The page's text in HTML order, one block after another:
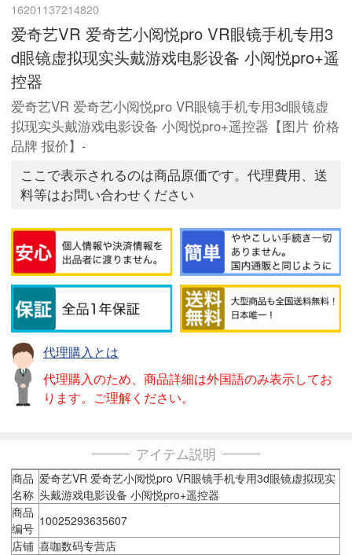
16201137214820
爱奇艺VR 爱奇艺小阅悦pro VR眼镜手机专用3
d眼镜虚拟现实头戴游戏电影设备 小阅悦pro+遥
控器
爱奇艺VR 爱奇艺小阅悦pro VR眼镜手机专用3d眼镜虚
拟现实头戴游戏电影设备 小阅悦pro+遥控器【图片 价格
品牌 报价】-
ここで表示されるのは商品原価です。代理費用、送
料等はお問い合わせください
代理購入とは
代理購入のため、商品詳細は外国語のみ表示してお
ります。ご理解ください。
アイテム説明
商品
名称
爱奇艺VR 爱奇艺小阅悦pro VR眼镜手机专用3d眼镜虚拟现实
头戴游戏电影设备 小阅悦pro+遥控器
商品
编号 10025293635607
店铺 喜咖数码专营店